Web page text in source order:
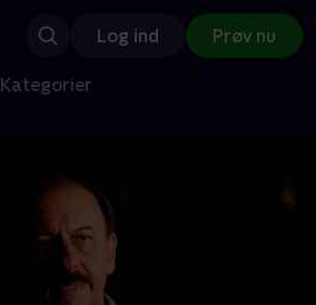
Log ind Prøv nu
Kategorier